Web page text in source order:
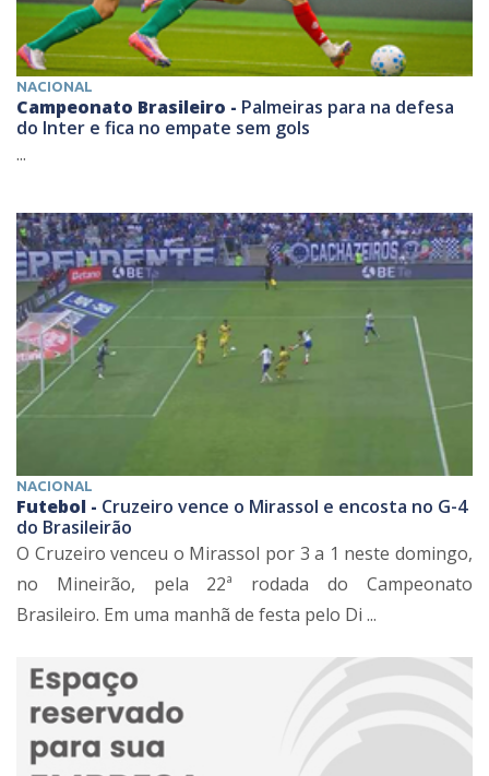
NACIONAL
Campeonato Brasileiro - Palmeiras para na defesa
do Inter e fica no empate sem gols
...
NACIONAL
Futebol - Cruzeiro vence o Mirassol e encosta no G-4
do Brasileirão
O Cruzeiro venceu o Mirassol por 3 a 1 neste domingo,
no Mineirão, pela 22ª rodada do Campeonato
Brasileiro. Em uma manhã de festa pelo Di ...